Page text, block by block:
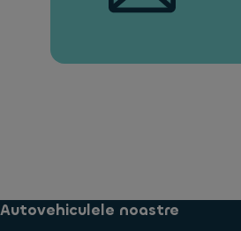
Autovehiculele noastre